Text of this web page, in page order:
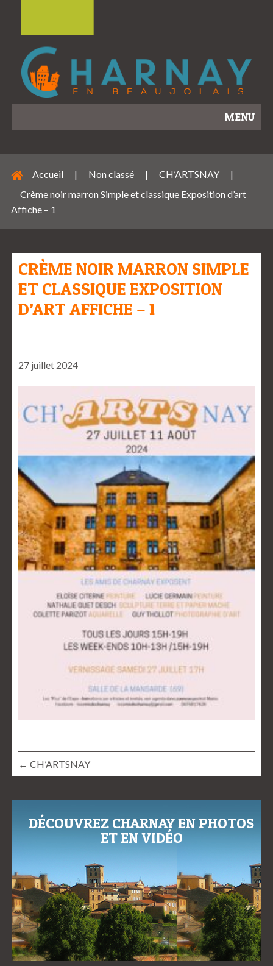
MENU
Accueil | Non classé | CH’ARTSNAY
|
Crème noir marron Simple et classique Exposition d’art
Affiche – 1
CRÈME NOIR MARRON SIMPLE
ET CLASSIQUE EXPOSITION
D’ART AFFICHE – 1
27 juillet 2024
← CH’ARTSNAY
DÉCOUVREZ CHARNAY EN PHOTOS
ET EN VIDÉO